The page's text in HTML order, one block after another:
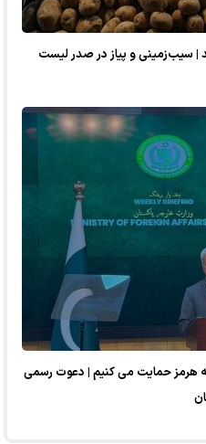
| سیب‌زمینی و پیاز در صدر لیست
هرمز حمایت می کنیم | دعوت رسمی